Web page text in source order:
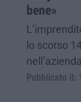
bene»
lo scorso
Pubblicato il: